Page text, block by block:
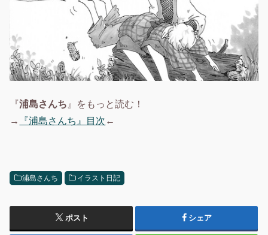
『浦島さんち 』をもっと読む！
→
『浦島さんち』目次 ←
浦島さんち イラスト日記
ポスト シェア